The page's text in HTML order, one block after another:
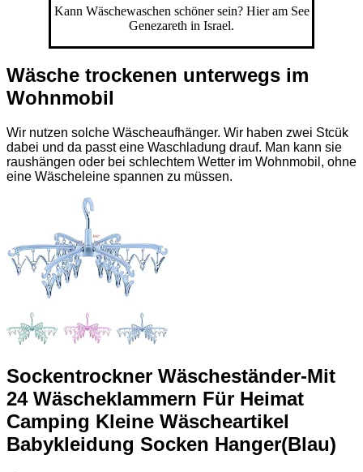
Kann Wäschewaschen schöner sein? Hier am See
Genezareth in Israel.
Wäsche trockenen unterwegs im
Wohnmobil
Wir nutzen solche Wäscheaufhänger. Wir haben zwei Stcük
dabei und da passt eine Waschladung drauf. Man kann sie
raushängen oder bei schlechtem Wetter im Wohnmobil, ohne
eine Wäscheleine spannen zu müssen.
Sockentrockner Wäscheständer-Mit
24 Wäscheklammern Für Heimat
Camping Kleine Wäscheartikel
Babykleidung Socken Hanger(Blau)